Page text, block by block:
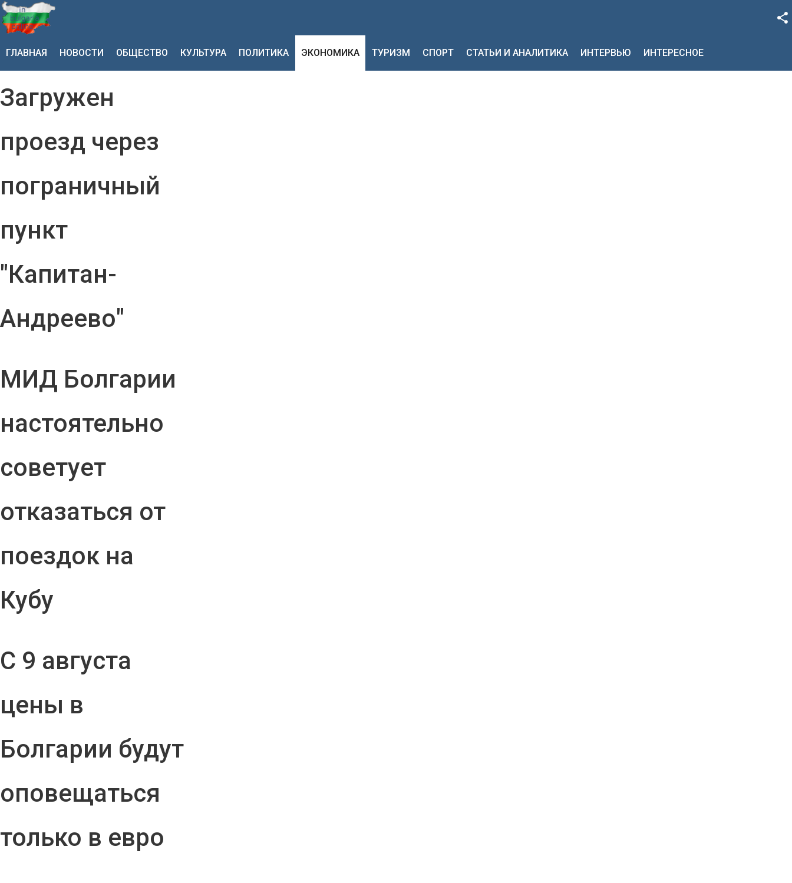
Google+
ГЛАВНАЯ НОВОСТИ ОБЩЕСТВО КУЛЬТУРА ПОЛИТИКА ЭКОНОМИКА ТУРИЗМ СПОРТ СТАТЬИ И АНАЛИТИКА ИНТЕРВЬЮ ИНТЕРЕСНОЕ
Загружен
проезд через
пограничный
пункт
"Капитан-
Андреево"
МИД Болгарии
настоятельно
советует
отказаться от
поездок на
Кубу
С 9 августа
цены в
Болгарии будут
оповещаться
только в евро